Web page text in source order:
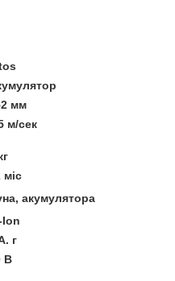
мм
м/сек
міс
акумулятора
Ion
г
В